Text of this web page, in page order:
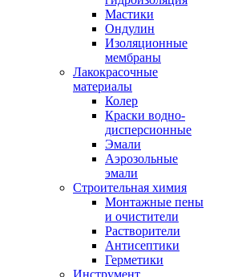
Мастики
Ондулин
Изоляционные
мембраны
Лакокрасочные
материалы
Колер
Краски водно-
дисперсионные
Эмали
Аэрозольные
эмали
Строительная химия
Монтажные пены
и очистители
Растворители
Антисептики
Герметики
Инструмент